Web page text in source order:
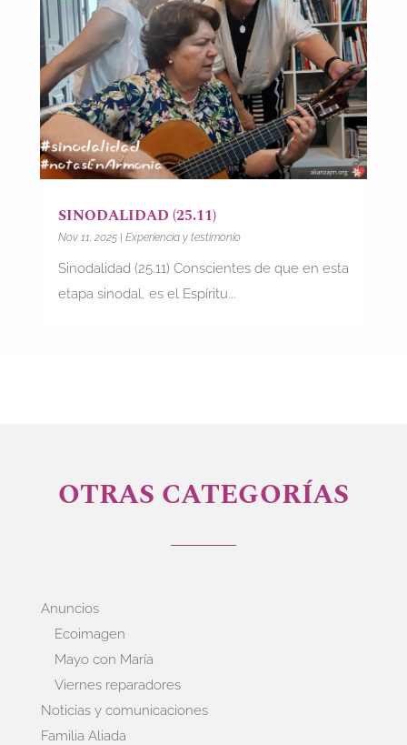
SINODALIDAD (25.11)
Nov 11, 2025| Experiencia y testimonio
Sinodalidad (25.11) Conscientes de que en esta
etapa sinodal, es el Espíritu...
OTRAS CATEGORÍAS
Anuncios
Ecoimagen
Mayo con María
Viernes reparadores
Noticias y comunicaciones
Familia Aliada